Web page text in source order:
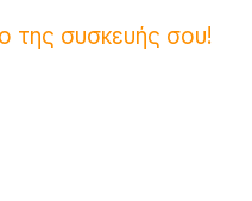
της συσκευής σου!